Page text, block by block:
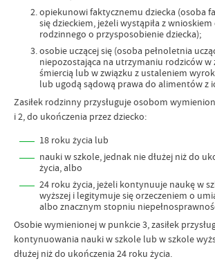
opiekunowi faktycznemu dziecka (osoba
się dzieckiem, jeżeli wystąpiła z
rodzinnego o przysposobienie dziecka);
osobie uczącej się (osoba pełnoletnia
niepozostająca na utrzymaniu rodziców w
śmiercią lub w związku z ustaleniem
lub ugodą sądową prawa do alimentów z
Zasiłek rodzinny przysługuje osobom
i 2, do ukończenia przez dziecko:
18 roku życia lub
nauki w szkole, jednak nie dłużej niż do
życia, albo
24 roku życia, jeżeli kontynuuje naukę w
wyższej i legitymuje się orzeczeniem o
albo znacznym stopniu
Osobie wymienionej w punkcie 3, zasiłek
kontynuowania nauki w szkole lub w szkole
dłużej niż do ukończenia 24 roku życia.